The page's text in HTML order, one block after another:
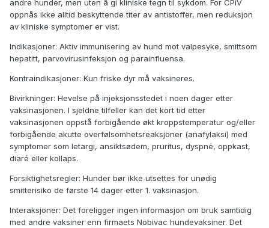
andre hunder, men uten å gi kliniske tegn til sykdom. For CPiV
oppnås ikke alltid beskyttende titer av antistoffer, men reduksjon
av kliniske symptomer er vist.
Indikasjoner: Aktiv immunisering av hund mot valpesyke, smittsom
hepatitt, parvovirusinfeksjon og parainfluensa.
Kontraindikasjoner: Kun friske dyr må vaksineres.
Bivirkninger: Hevelse på injeksjonsstedet i noen dager etter
vaksinasjonen. I sjeldne tilfeller kan det kort tid etter
vaksinasjonen oppstå forbigående økt kroppstemperatur og/eller
forbigående akutte overfølsomhetsreaksjoner (anafylaksi) med
symptomer som letargi, ansiktsødem, pruritus, dyspné, oppkast,
diaré eller kollaps.
Forsiktighetsregler: Hunder bør ikke utsettes for unødig
smitterisiko de første 14 dager etter 1. vaksinasjon.
Interaksjoner: Det foreligger ingen informasjon om bruk samtidig
med andre vaksiner enn firmaets Nobivac hundevaksiner. Det